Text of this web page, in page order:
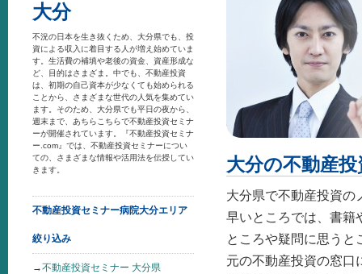
大分
不況の日本を生き抜くため、大分県でも、投
資による収入に着目する人が増え始めていま
す。生活費の補填や老後の資金、資産形成な
ど、目的はさまざま。中でも、不動産投資
は、初期の自己資本が少なくても始められる
ことから、さまざまな世代の人気を集めてい
ます。そのため、大分県でも平日の夜から、
週末まで、あちらこちらで不動産投資セミナ
ーが開催されています。『不動産投資セミナ
ー.com』では、不動産投資セミナーについ
ての、さまざまな情報や活用法を伝授してい
きます。
不動産投資セミナー病院大分エリア
絞り込み
→不動産投資セミナー 大分県
大分の不動産
大分県で不動産投資の
早いところでは、書籍
ところや疑問に思うと
元の不動産投資の窓口